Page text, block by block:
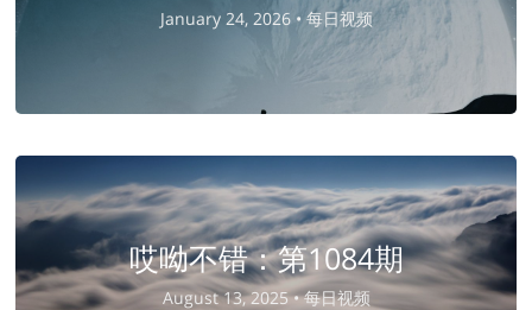
January 24, 2026 •每日视频
哎呦不错：第1084期
August 13, 2025 •每日视频